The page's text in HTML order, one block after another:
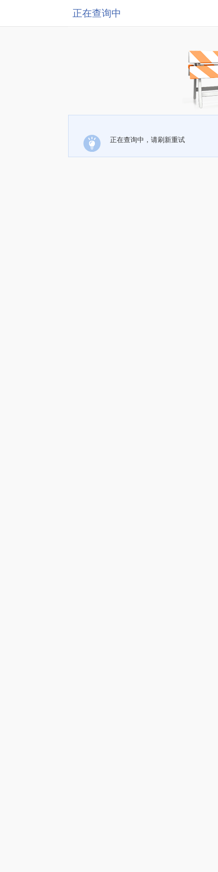
正在查询中
正在查询中，请刷新重试